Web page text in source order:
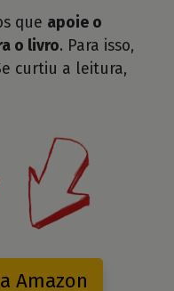
que apoie o
o livro. Para isso,
curtiu a leitura,
Amazon